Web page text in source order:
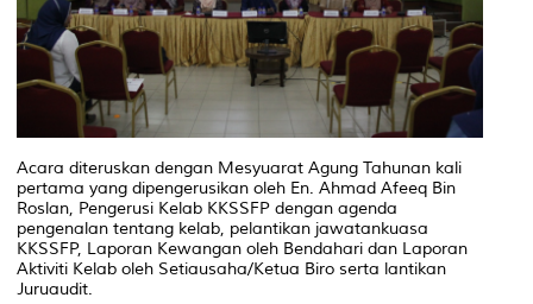
Acara diteruskan dengan Mesyuarat Agung Tahunan kali
pertama yang dipengerusikan oleh En. Ahmad Afeeq Bin
Roslan, Pengerusi Kelab KKSSFP dengan agenda
pengenalan tentang kelab, pelantikan jawatankuasa
KKSSFP, Laporan Kewangan oleh Bendahari dan Laporan
Aktiviti Kelab oleh Setiausaha/Ketua Biro serta lantikan
Juruaudit.